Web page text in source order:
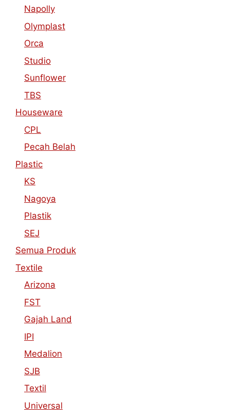
Napolly
Olymplast
Orca
Studio
Sunflower
TBS
Houseware
CPL
Pecah Belah
Plastic
KS
Nagoya
Plastik
SEJ
Semua Produk
Textile
Arizona
FST
Gajah Land
IPI
Medalion
SJB
Textil
Universal